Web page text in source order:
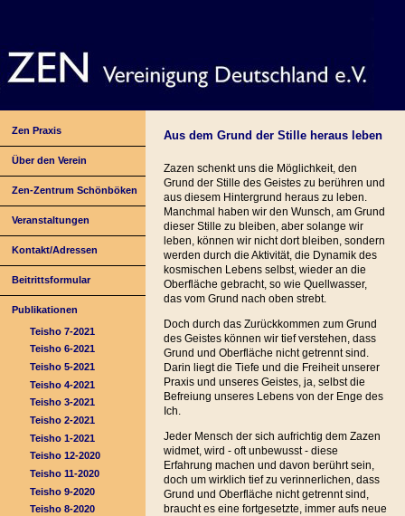
Zen Praxis
Über den Verein
Zen-Zentrum Schönböken
Veranstaltungen
Kontakt/Adressen
Beitrittsformular
Publikationen
Teisho 7-2021
Teisho 6-2021
Teisho 5-2021
Teisho 4-2021
Teisho 3-2021
Teisho 2-2021
Teisho 1-2021
Teisho 12-2020
Teisho 11-2020
Teisho 9-2020
Teisho 8-2020
Aus dem Grund der Stille heraus leben
Zazen schenkt uns die Möglichkeit, den
Grund der Stille des Geistes zu berühren und
aus diesem Hintergrund heraus zu leben.
Manchmal haben wir den Wunsch, am Grund
dieser Stille zu bleiben, aber solange wir
leben, können wir nicht dort bleiben, sondern
werden durch die Aktivität, die Dynamik des
kosmischen Lebens selbst, wieder an die
Oberfläche gebracht, so wie Quellwasser,
das vom Grund nach oben strebt.
Doch durch das Zurückkommen zum Grund
des Geistes können wir tief verstehen, dass
Grund und Oberfläche nicht getrennt sind.
Darin liegt die Tiefe und die Freiheit unserer
Praxis und unseres Geistes, ja, selbst die
Befreiung unseres Lebens von der Enge des
Ich.
Jeder Mensch der sich aufrichtig dem Zazen
widmet, wird - oft unbewusst - diese
Erfahrung machen und davon berührt sein,
doch um wirklich tief zu verinnerlichen, dass
Grund und Oberfläche nicht getrennt sind,
braucht es eine fortgesetzte, immer aufs neue